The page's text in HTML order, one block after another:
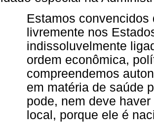
Estamos
livremente nos
indissoluvelmente
ordem econômica,
compreendemos
em matéria de saúde
pode, nem deve
local, porque ele é